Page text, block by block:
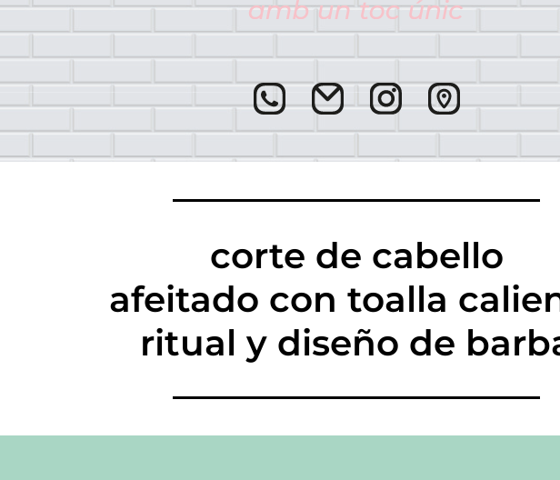
corte de cabello
afeitado con toalla
ritual y diseño de